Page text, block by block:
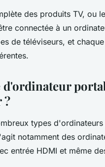
des produits TV, ou
connectée à un
de téléviseurs, et
d'ordinateur
?
types
notamment des
entrée HDMI et même